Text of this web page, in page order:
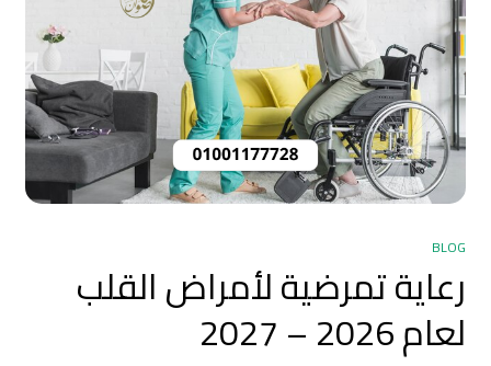
BLOG
رعاية تمرضية لأمراض القلب
لعام 2026 – 2027